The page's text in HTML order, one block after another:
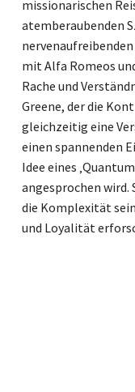
missionarischen
atemberaubenden
mit Alfa Romeos
Rache und
Greene, der die
gleichzeitig eine
einen spannenden
Idee eines
angesprochen
die Komplexität
und Loyalität